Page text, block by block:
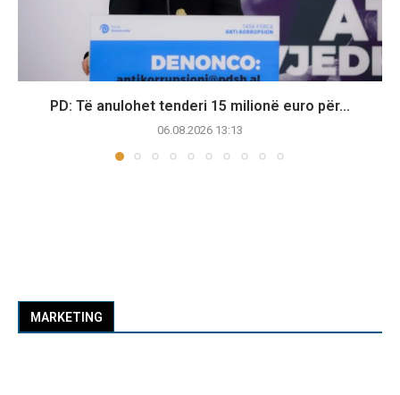
PD: Të anulohet tenderi 15 milionë euro për...
06.08.2026 13:13
MARKETING